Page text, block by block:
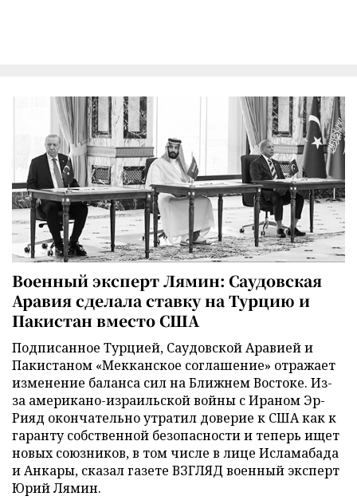
Военный эксперт Лямин: Саудовская
Аравия сделала ставку на Турцию и
Пакистан вместо США
Подписанное Турцией, Саудовской Аравией и
Пакистаном «Мекканское соглашение» отражает
изменение баланса сил на Ближнем Востоке. Из-
за американо-израильской войны с Ираном Эр-
Рияд окончательно утратил доверие к США как к
гаранту собственной безопасности и теперь ищет
новых союзников, в том числе в лице Исламабада
и Анкары, сказал газете ВЗГЛЯД военный эксперт
Юрий Лямин.